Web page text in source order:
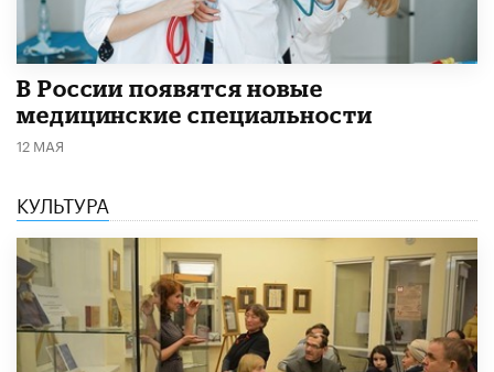
В России появятся новые
медицинские специальности
12 МАЯ
КУЛЬТУРА